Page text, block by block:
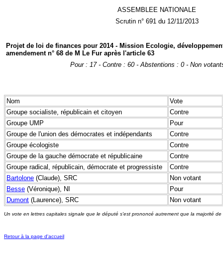
ASSEMBLEE NATIONALE
Scrutin n° 691 du 12/11/2013
Projet de loi de finances pour 2014 - Mission Ecologie,
amendement n° 68 de M Le Fur après l'article 63
Pour : 17 - Contre : 60 - Abstentions : 0 - Non
Nom
Vote
Groupe socialiste, républicain et citoyen
Contre
Groupe UMP
Pour
Groupe de l'union des démocrates et indépendants
Contre
Groupe écologiste
Contre
Groupe de la gauche démocrate et républicaine
Contre
Groupe radical, républicain, démocrate et progressiste
Contre
Bartolone (Claude), SRC
Non votant
Besse (Véronique), NI
Pour
Dumont (Laurence), SRC Non votant
Un vote en lettres capitales signale que le député s'est prononcé autrement que la majorité
Retour à la page d'accueil